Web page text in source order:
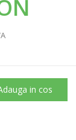
in cos